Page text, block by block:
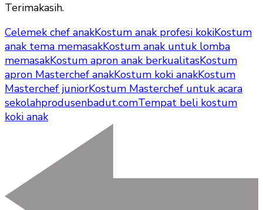
Terimakasih.
Celemek chef anakKostum anak profesi kokiKostum
anak tema memasakKostum anak untuk lomba
memasakKostum apron anak berkualitasKostum
apron Masterchef anakKostum koki anakKostum
Masterchef juniorKostum Masterchef untuk acara
sekolahprodusenbadut.comTempat beli kostum
koki anak